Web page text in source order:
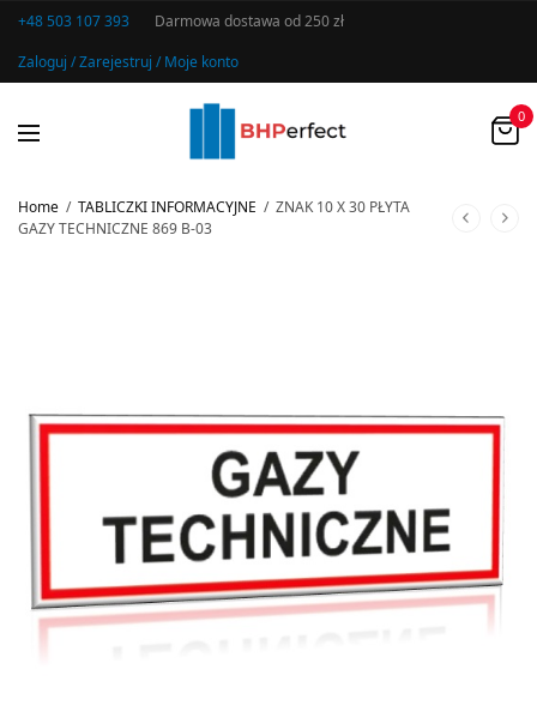
+48 503 107 393 Darmowa dostawa od 250 zł
Zaloguj / Zarejestruj / Moje konto
0
Home / TABLICZKI INFORMACYJNE / ZNAK 10 X 30 PŁYTA
GAZY TECHNICZNE 869 B-03